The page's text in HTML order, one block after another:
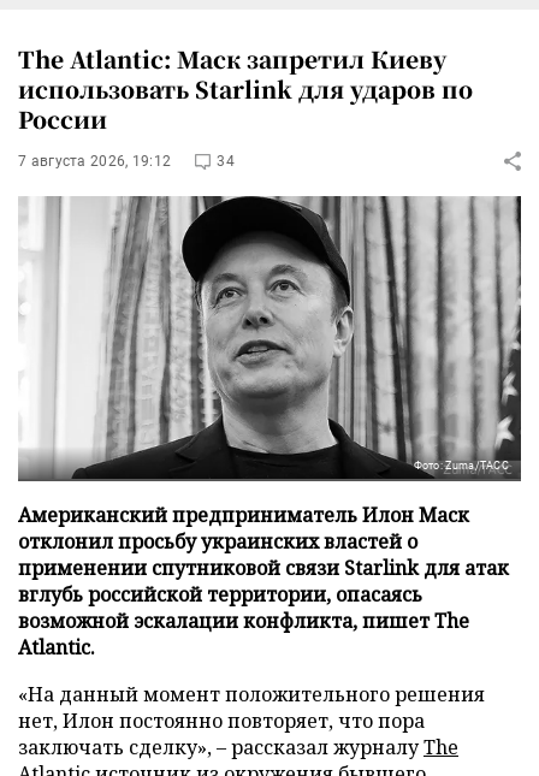
The Atlantic: Маск запретил Киеву
использовать Starlink для ударов по
России
7 августа 2026, 19:12 34
Фото: Zuma/ТАСС
Американский предприниматель Илон Маск
отклонил просьбу украинских властей о
применении спутниковой связи Starlink для атак
вглубь российской территории, опасаясь
возможной эскалации конфликта, пишет The
Atlantic.
«На данный момент положительного решения
нет, Илон постоянно повторяет, что пора
заключать сделку», – рассказал журналуThe